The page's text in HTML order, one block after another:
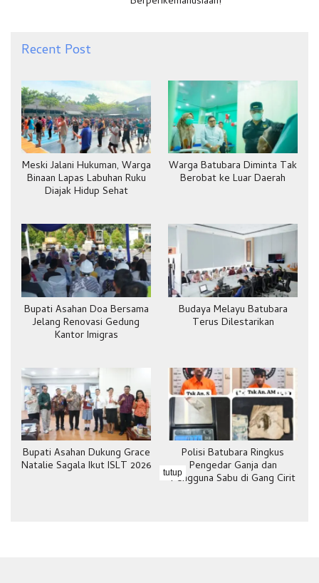
Recent Post
Meski Jalani Hukuman, Warga
Binaan Lapas Labuhan Ruku
Diajak Hidup Sehat
Warga Batubara Diminta Tak
Berobat ke Luar Daerah
Bupati Asahan Doa Bersama
Jelang Renovasi Gedung
Kantor Imigras
Budaya Melayu Batubara
Terus Dilestarikan
Bupati Asahan Dukung Grace
Natalie Sagala Ikut ISLT 2026
Polisi Batubara Ringkus
Pengedar Ganja dan
Pengguna Sabu di Gang Cirit
tutup